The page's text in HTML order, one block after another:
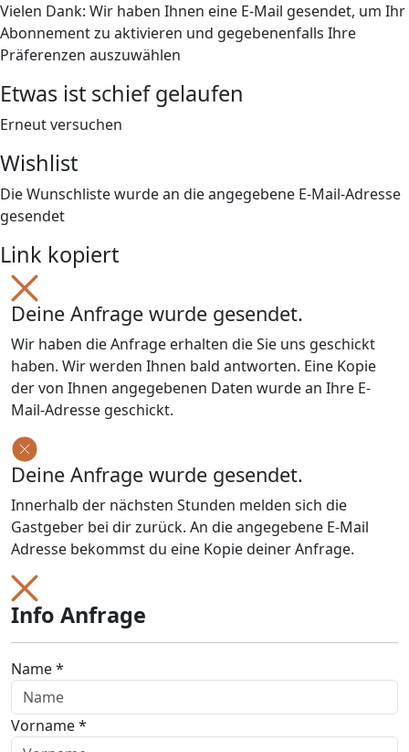
Vielen Dank: Wir haben Ihnen eine E-Mail gesendet, um Ihr
Abonnement zu aktivieren und gegebenenfalls Ihre
Präferenzen auszuwählen
Etwas ist schief gelaufen
Erneut versuchen
Wishlist
Die Wunschliste wurde an die angegebene E-Mail-Adresse
gesendet
Link kopiert
Deine Anfrage wurde gesendet.
Wir haben die Anfrage erhalten die Sie uns geschickt
haben. Wir werden Ihnen bald antworten. Eine Kopie
der von Ihnen angegebenen Daten wurde an Ihre E-
Mail-Adresse geschickt.
Deine Anfrage wurde gesendet.
Innerhalb der nächsten Stunden melden sich die
Gastgeber bei dir zurück. An die angegebene E-Mail
Adresse bekommst du eine Kopie deiner Anfrage.
Info Anfrage
Name *
Vorname *